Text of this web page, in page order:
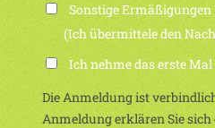
Sonstige Ermäßigungen
(Ich übermittele den
Ich nehme das erste
Die Anmeldung ist
Anmeldung erklären Sie